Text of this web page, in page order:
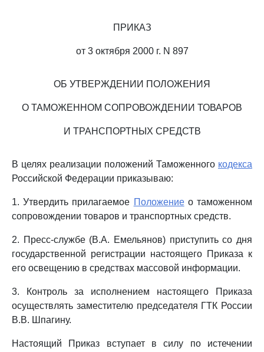
ПРИКАЗ
от 3 октября 2000 г. N 897
ОБ УТВЕРЖДЕНИИ ПОЛОЖЕНИЯ
О ТАМОЖЕННОМ СОПРОВОЖДЕНИИ ТОВАРОВ
И ТРАНСПОРТНЫХ СРЕДСТВ
В целях реализации положений Таможенного кодекса
Российской Федерации приказываю:
1. Утвердить прилагаемое Положениео таможенном
сопровождении товаров и транспортных средств.
2. Пресс-службе (В.А. Емельянов) приступить со дня
государственной регистрации настоящего Приказа к
его освещению в средствах массовой информации.
3. Контроль за исполнением настоящего Приказа
осуществлять заместителю председателя ГТК России
В.В. Шпагину.
Настоящий Приказ вступает в силу по истечении